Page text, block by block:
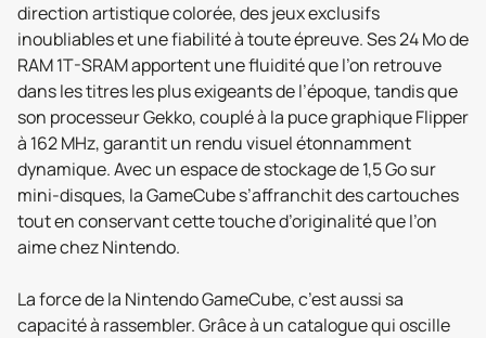
direction artistique colorée, des jeux exclusifs
inoubliables et une fiabilité à toute épreuve. Ses 24 Mo de
RAM 1T-SRAM apportent une fluidité que l’on retrouve
dans les titres les plus exigeants de l’époque, tandis que
son processeur Gekko, couplé à la puce graphique Flipper
à 162 MHz, garantit un rendu visuel étonnamment
dynamique. Avec un espace de stockage de 1,5 Go sur
mini-disques, la GameCube s’affranchit des cartouches
tout en conservant cette touche d’originalité que l’on
aime chez Nintendo.
La force de la Nintendo GameCube, c’est aussi sa
capacité à rassembler. Grâce à un catalogue qui oscille